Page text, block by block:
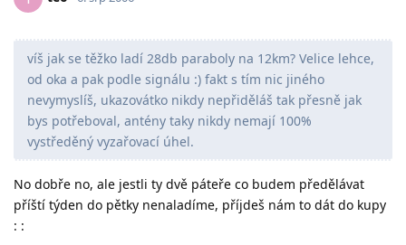
víš jak se těžko ladí 28db paraboly na 12km? Velice lehce,
od oka a pak podle signálu :) fakt s tím nic jiného
nevymyslíš, ukazovátko nikdy nepřiděláš tak přesně jak
bys potřeboval, antény taky nikdy nemají 100%
vystředěný vyzařovací úhel.
No dobře no, ale jestli ty dvě páteře co budem předělávat
příští týden do pětky nenaladíme, příjdeš nám to dát do kupy
: :